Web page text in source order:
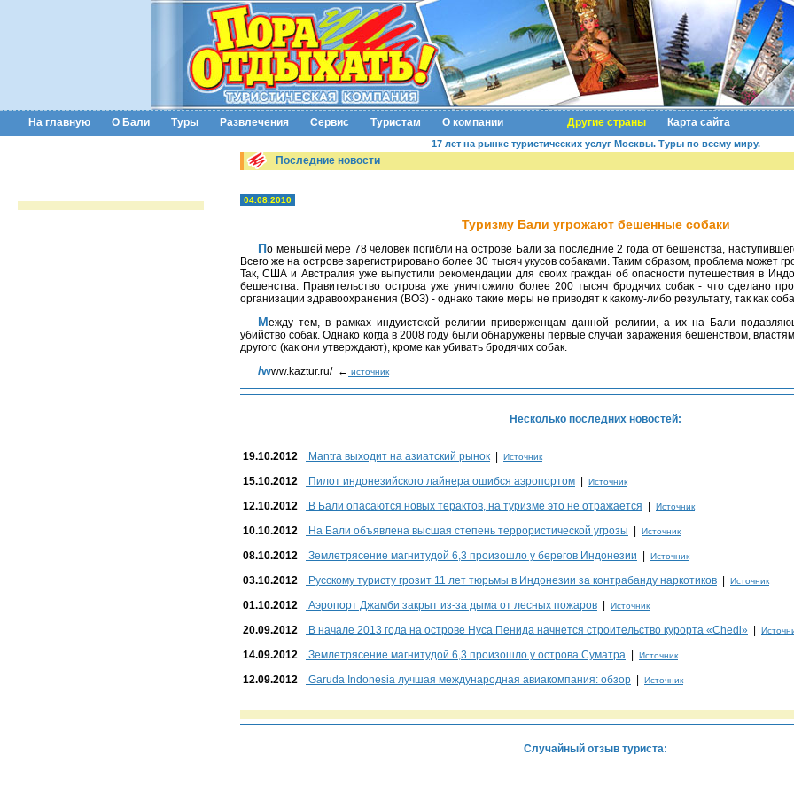
На главную О Бали Туры Развлечения Сервис Туристам О компании Другие страны Карта сайта
17 лет на рынке туристических услуг Москвы. Туры по всему миру.
Последние новости
04.08.2010
Туризму Бали угрожают бешенные собаки
По меньшей мере 78 человек погибли на острове Бали за последние 2 года от бешенства, наступившего в результате укуса собаками.
Всего же на острове зарегистрировано более 30 тысяч укусов собаками. Таким образом, проблема может
Так, США и Австралия уже выпустили рекомендации для своих граждан об опасности путешествия в
бешенства. Правительство острова уже уничтожило более 200 тысяч бродячих собак - что сделано
организации здравоохранения (ВОЗ) - однако такие меры не приводят к какому-либо результату, так как
Между тем, в рамках индуистской религии приверженцам данной религии, а их на Бали подавляющее большинство, запрещено
убийство собак. Однако когда в 2008 году были обнаружены первые случаи заражения бешенством,
другого (как они утверждают), кроме как убивать бродячих собак.
/www.kaztur.ru/ ← источник
Несколько последних новостей:
19.10.2012 Mantra выходит на азиатский рынок Источник
15.10.2012 Пилот индонезийского лайнера ошибся аэропортом Источник
12.10.2012 В Бали опасаются новых терактов, на туризме это не отражается Источник
10.10.2012 На Бали объявлена высшая степень террористической угрозы Источник
08.10.2012 Землетрясение магнитудой 6,3 произошло у берегов Индонезии Источник
03.10.2012 Русскому туристу грозит 11 лет тюрьмы в Индонезии за контрабанду наркотиков Источник
01.10.2012 Аэропорт Джамби закрыт из-за дыма от лесных пожаров Источник
20.09.2012 В начале 2013 года на острове Нуса Пенида начнется строительство курорта «Chedi»
14.09.2012 Землетрясение магнитудой 6,3 произошло у острова Суматра Источник
12.09.2012 Garuda Indonesia лучшая международная авиакомпания: обзор Источник
Случайный отзыв туриста: